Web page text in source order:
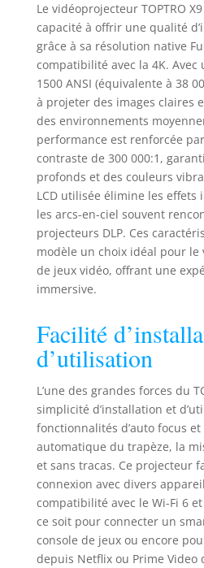
10 bits garantissent
vibrantes et un
exceptionnel. Ce
idéal pour le home
présentations ou les
en extérieur.
rétroprojecteur 4k
créez
salle de cinéma! 💖【
parleurs
vidéoprojecteur X9
vidéoprojecteur 4k
1600 lumens ANSI,
Netflix et Dolby
parleur exposé
parleurs exposés
efficacement la
Dolby est fixé de
projecteur video, sa
nuances avec une
qu'il s'agisse du
explosion dans un
dialogue délicat ou
mélodieuse lors d'un
est parfaitement
un champ stéréo
【Compatible avec
Intégrées Massives
videoprojecteur
un clic accéder à
Le vidéoprojecteur TOPTRO
capacité à offrir une qualité
grâce à sa résolution native
compatibilité avec la 4K.
1500 ANSI (équivalente à 38
à projeter des images claires
des environnements
performance est renforcée
contraste de 300 000:1,
profonds et des couleurs
LCD utilisée élimine les effets
les arcs-en-ciel souvent
projecteurs DLP. Ces
modèle un choix idéal pour le
de jeux vidéo, offrant une
immersive.
Facilité
d’utilisation
L’une des grandes forces du
simplicité d’installation et
fonctionnalités d’auto focus
automatique du trapèze, la
et sans tracas. Ce projecteur
connexion avec divers
compatibilité avec le Wi-Fi 6
ce soit pour connecter un
console de jeux ou encore
depuis Netflix ou Prime Video